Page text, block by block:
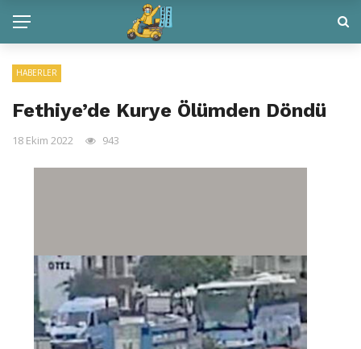
HABERLER
Fethiye’de Kurye Ölümden Döndü
18 Ekim 2022 943